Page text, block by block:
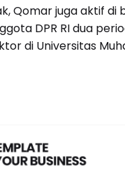
Qomar juga aktif di
DPR RI dua
di Universitas